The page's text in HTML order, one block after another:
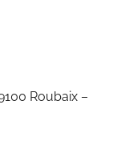
Roubaix –